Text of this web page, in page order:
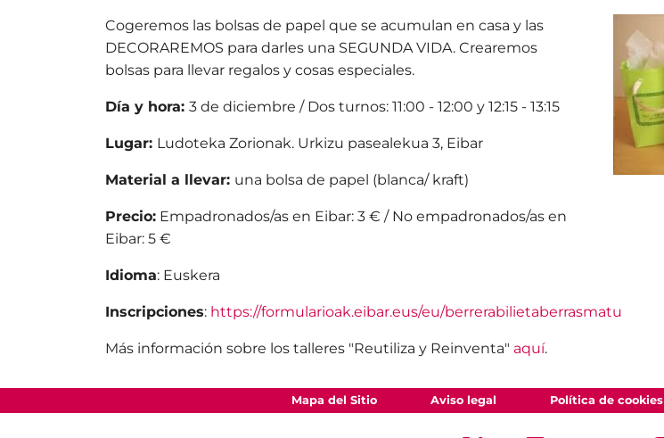
Cogeremos las bolsas de papel que se acumulan en casa y las
DECORAREMOS para darles una SEGUNDA VIDA. Crearemos
bolsas para llevar regalos y cosas especiales.
Día y hora: 3 de diciembre / Dos turnos: 11:00 - 12:00 y 12:15 - 13:15
Lugar: Ludoteka Zorionak. Urkizu pasealekua 3, Eibar
Material a llevar: una bolsa de papel (blanca/ kraft)
Precio: Empadronados/as en Eibar: 3 € / No empadronados/as en
Eibar: 5 €
Idioma: Euskera
Inscripciones: https://formularioak.eibar.eus/eu/berrerabilietaberrasmatu
Más información sobre los talleres "Reutiliza y Reinventa" aquí.
Mapa del Sitio Aviso legal Política de cookies